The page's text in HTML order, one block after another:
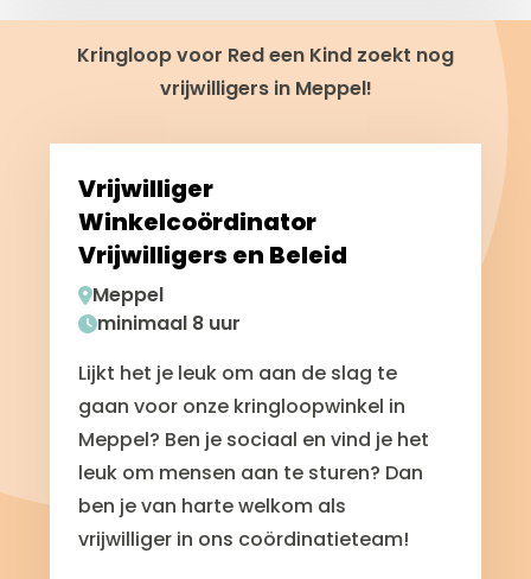
Kringloop voor Red een Kind zoekt nog
vrijwilligers in Meppel!
Vrijwilliger
Winkelcoördinator
Vrijwilligers en Beleid
Meppel
minimaal 8 uur
Lijkt het je leuk om aan de slag te
gaan voor onze kringloopwinkel in
Meppel? Ben je sociaal en vind je het
leuk om mensen aan te sturen? Dan
ben je van harte welkom als
vrijwilliger in ons coördinatieteam!